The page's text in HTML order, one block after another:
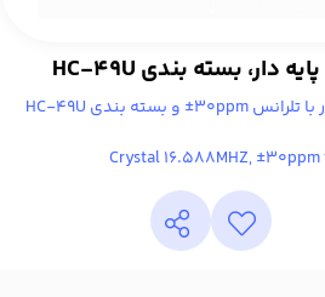
Crystal 16.588MHZ,